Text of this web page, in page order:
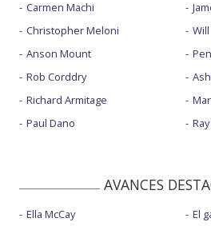
Carmen Machi
Christopher Meloni
Anson Mount
Rob Corddry
Richard Armitage
Paul Dano
AVANCES
Ella McCay
El